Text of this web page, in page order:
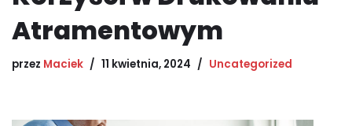
Atramentowym
przez Maciek 11 kwietnia, 2024 Uncategorized